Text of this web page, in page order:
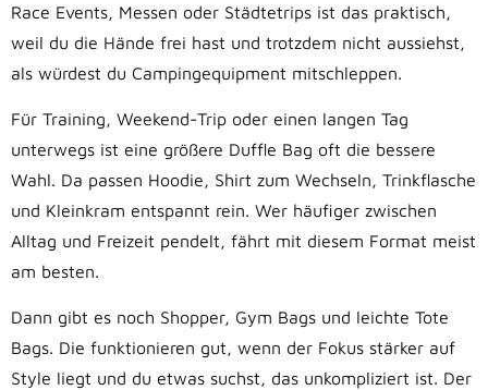
Race Events, Messen oder Städtetrips ist das praktisch,
weil du die Hände frei hast und trotzdem nicht aussiehst,
als würdest du Campingequipment mitschleppen.
Für Training, Weekend-Trip oder einen langen Tag
unterwegs ist eine größere Duffle Bag oft die bessere
Wahl. Da passen Hoodie, Shirt zum Wechseln, Trinkflasche
und Kleinkram entspannt rein. Wer häufiger zwischen
Alltag und Freizeit pendelt, fährt mit diesem Format meist
am besten.
Dann gibt es noch Shopper, Gym Bags und leichte Tote
Bags. Die funktionieren gut, wenn der Fokus stärker auf
Style liegt und du etwas suchst, das unkompliziert ist. Der